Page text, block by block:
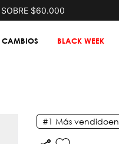
SOBRE $60.000
CAMBIOS BLACK WEEK
#1 Más vendidoen